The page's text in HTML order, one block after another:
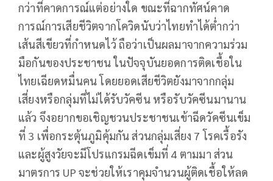
กว่าที่คาดการณ์แต่อย่างใด​ ขณะที่ฉากทัศน์คาด
การณ์การเสียชีวิตจากโควิดนับว่าไทยทำได้ต่ำกว่า
เส้นสีเขียวที่กำหนดไว้ ถือว่าเป็นผลมาจากความร่วม
มือกันของประชาชน​ ในปัจจุบันยอดการติดเชื้อใน
ไทยเฉียดหมื่นคน โดยยอดเสียชีวิตยังมาจากกลุ่ม
เสี่ยงหรือกลุ่มที่ไม่ได้รับวัคซีน หรือรับวัคซีนมานาน
แล้ว จึงอยากขอเชิญชวนประชาชนเข้าฉีดวัคซีนเข็ม
ที่ 3 เพื่อกระตุ้นภูมิคุ้มกัน ส่วนกลุ่มเสี่ยง 7 โรคเรื้อรัง
และผู้สูงวัยจะมีโปรแกรมฉีดเข็มที่ 4 ตามมา ส่วน
มาตรการ UP จะช่วยให้เราคุมจำนวนผู้ติดเชื้อให้ลด